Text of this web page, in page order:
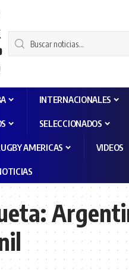
INTERNACIONALES
SELECCIONADOS
AMERICAS VIDEOS